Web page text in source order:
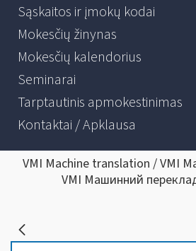
Sąskaitos ir įmokų kodai
Mokesčių žinynas
Mokesčių kalendorius
Seminarai
Tarptautinis apmokestinimas
Kontaktai / Apklausa
VMI Machine translation / VMI
VMI Машинний